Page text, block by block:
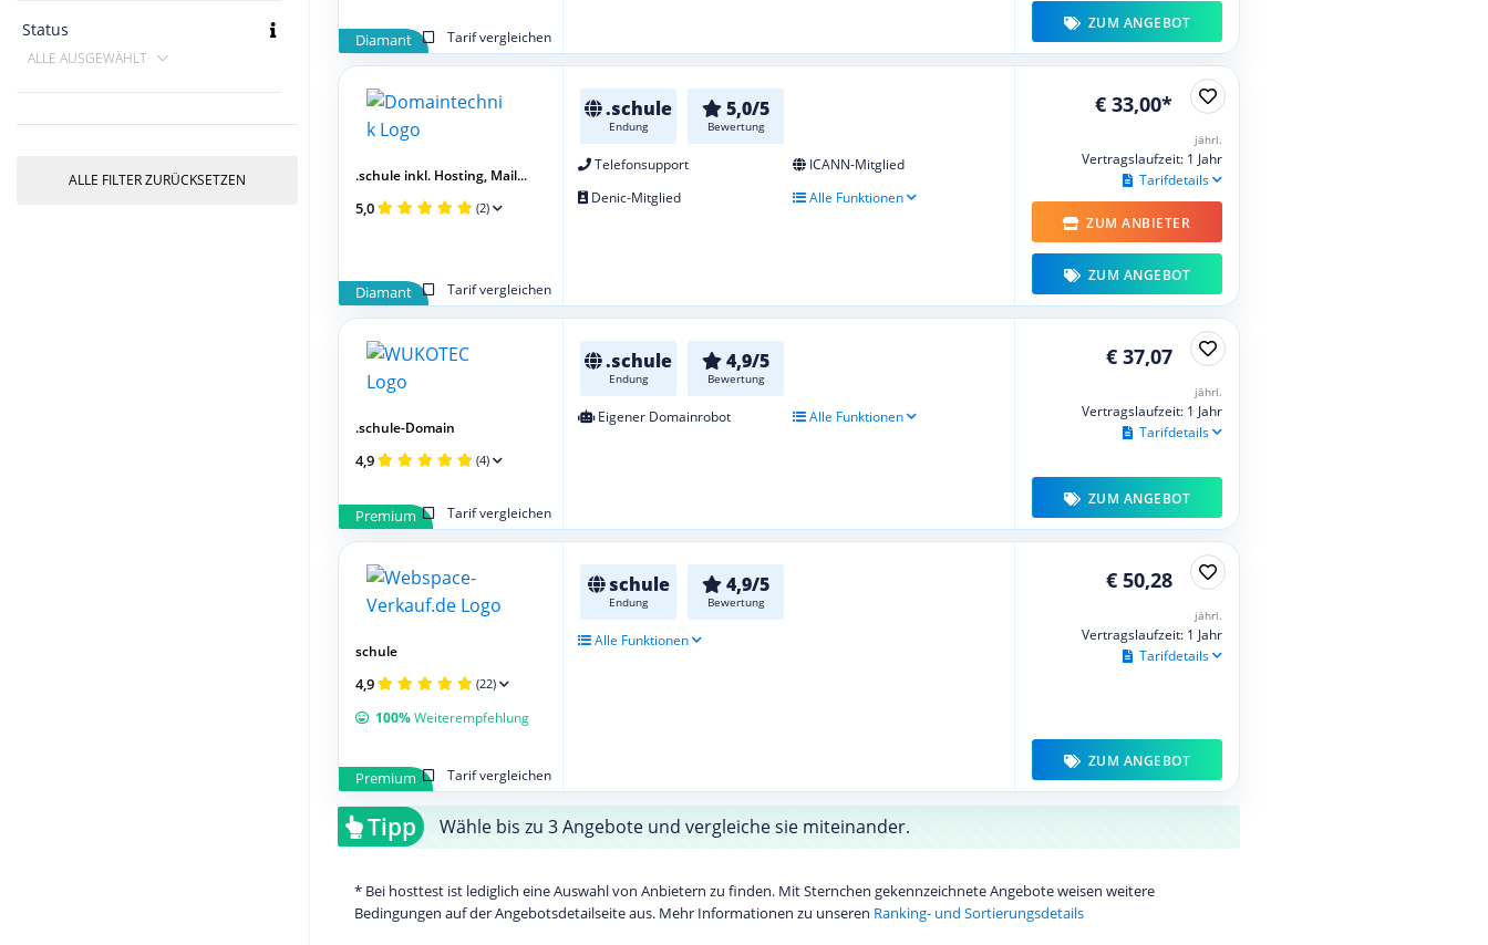
Status
ALLE AUSGEWÄHLT
ALLE FILTER ZURÜCKSETZEN
Diamant Tarif vergleichen
ZUM ANGEBOT
.schule
Endung
5,0/5
Bewertung
Telefonsupport
ICANN-Mitglied
Denic-Mitglied
Alle Funktionen
Diamant Tarif vergleichen
.schule inkl. Hosting, Mail...
5,0 (2)
€ 33,00*
jährl.
Vertragslaufzeit: 1 Jahr
Tarifdetails
ZUM ANBIETER
ZUM ANGEBOT
.schule
Endung
4,9/5
Bewertung
Eigener Domainrobot Alle Funktionen
Premium Tarif vergleichen
.schule-Domain
4,9 (4)
€ 37,07
jährl.
Vertragslaufzeit: 1 Jahr
Tarifdetails
ZUM ANGEBOT
schule
Endung
4,9/5
Bewertung
Alle Funktionen
Premium Tarif vergleichen
schule
4,9 (22)
100%Weiterempfehlung
€ 50,28
jährl.
Vertragslaufzeit: 1 Jahr
Tarifdetails
ZUM ANGEBOT
Tipp Wähle bis zu 3 Angebote und vergleiche sie miteinander.
* Bei hosttest ist lediglich eine Auswahl von Anbietern zu finden. Mit Sternchen gekennzeichnete Angebote weisen weitere
Bedingungen auf der Angebotsdetailseite aus. Mehr Informationen zu unseren Ranking- und Sortierungsdetails